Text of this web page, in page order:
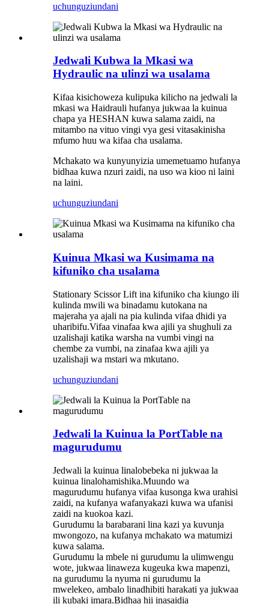
uchunguziundani
Jedwali Kubwa la Mkasi wa
Hydraulic na ulinzi wa usalama
Kifaa kisichoweza kulipuka kilicho na jedwali la
mkasi wa Haidrauli hufanya jukwaa la kuinua
chapa ya HESHAN kuwa salama zaidi, na
mitambo na vituo vingi vya gesi vitasakinisha
mfumo huu wa kifaa cha usalama.
Mchakato wa kunyunyizia umemetuamo hufanya
bidhaa kuwa nzuri zaidi, na uso wa kioo ni laini
na laini.
uchunguziundani
Kuinua Mkasi wa Kusimama na
kifuniko cha usalama
Stationary Scissor Lift ina kifuniko cha kiungo ili
kulinda mwili wa binadamu kutokana na
majeraha ya ajali na pia kulinda vifaa dhidi ya
uharibifu.Vifaa vinafaa kwa ajili ya shughuli za
uzalishaji katika warsha na vumbi vingi na
chembe za vumbi, na zinafaa kwa ajili ya
uzalishaji wa mstari wa mkutano.
uchunguziundani
Jedwali la Kuinua la PortTable na
magurudumu
Jedwali la kuinua linalobebeka ni jukwaa la
kuinua linalohamishika.Muundo wa
magurudumu hufanya vifaa kusonga kwa urahisi
zaidi, na kufanya wafanyakazi kuwa wa ufanisi
zaidi na kuokoa kazi.
Gurudumu la barabarani lina kazi ya kuvunja
mwongozo, na kufanya mchakato wa matumizi
kuwa salama.
Gurudumu la mbele ni gurudumu la ulimwengu
wote, jukwaa linaweza kugeuka kwa mapenzi,
na gurudumu la nyuma ni gurudumu la
mwelekeo, ambalo linadhibiti harakati ya jukwaa
ili kubaki imara.Bidhaa hii inasaidia